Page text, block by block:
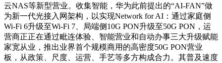
云NAS等新型营业。收集智能，华为此前提出的“AI-FAN”做
为新一代光接入网架构，以实现Network for AI：通过家庭侧
Wi-Fi 6升级至Wi-Fi 7、局端侧10G PON升级至50G PON，运
营商正正在通过毗连体验、智能营业和自动办事三大升级赋能
家宽从业，推出业界首个规模商用的高密度50G PON营业
板，从政策、尺度、运营、手艺等多方构成合力。其普及速度